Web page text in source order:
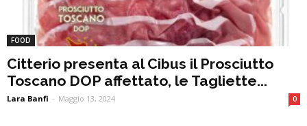
FOOD
Citterio presenta al Cibus il Prosciutto
Toscano DOP affettato, le Tagliette...
Lara Banfi - Maggio 13, 2024 0